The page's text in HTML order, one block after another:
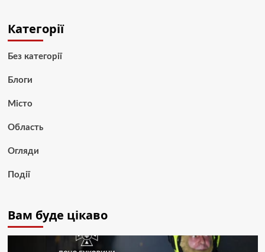
Категорії
Без категорії
Блоги
Місто
Область
Огляди
Події
Вам буде цікаво